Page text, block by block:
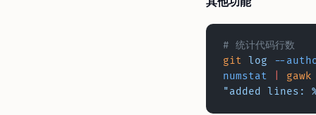
# 统计代码行数
git log --
numstat
gawk
"added lines: